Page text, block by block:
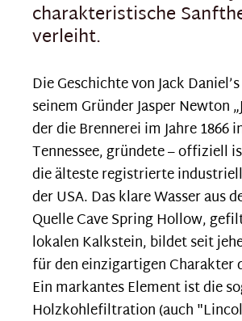
charakteristische
verleiht.
Die Geschichte von Jack
seinem Gründer Jasper Newton
der die Brennerei im Jahre 1866
Tennessee, gründete – offiziell
die älteste registrierte
der USA. Das klare Wasser aus
Quelle Cave Spring Hollow,
lokalen Kalkstein, bildet seit
für den einzigartigen Charakter
Ein markantes Element ist die
Holzkohlefiltration (auch